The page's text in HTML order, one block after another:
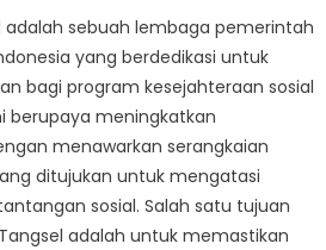
adalah sebuah lembaga pemerintah
yang berdedikasi untuk
bagi program kesejahteraan sosial
berupaya meningkatkan
menawarkan serangkaian
ditujukan untuk mengatasi
sosial. Salah satu tujuan
adalah untuk memastikan